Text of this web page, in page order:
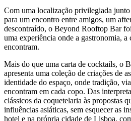
Com uma localização privilegiada junto
para um encontro entre amigos, um
descontraído, o Beyond Rooftop Bar
uma experiência onde a gastronomia, a
encontram.
Mais do que uma carta de cocktails, o
apresenta uma coleção de criações de
identidade do espaço, onde tradição,
encontram em cada copo. Das
clássicos da coquetelaria às propostas
influências asiáticas, sem esquecer as
hotel e na própria cidade de Lisboa,